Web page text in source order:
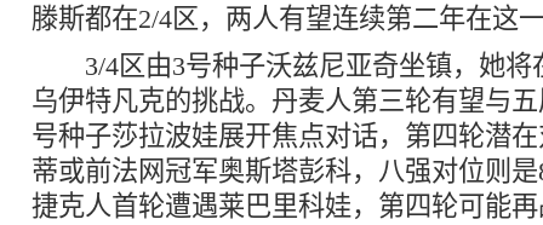
滕斯都在2/4区，两人有望连续第二年在这
3/4区由3号种子沃兹尼亚奇坐镇，她将
乌伊特凡克的挑战。丹麦人第三轮有望与
号种子莎拉波娃展开焦点对话，第四轮潜
蒂或前法网冠军奥斯塔彭科，八强对位则
捷克人首轮遭遇莱巴里科娃，第四轮可能